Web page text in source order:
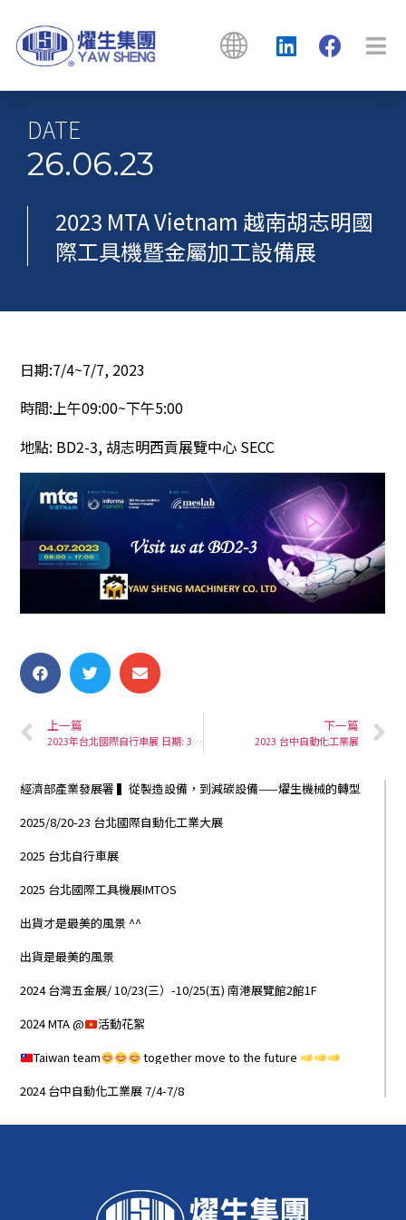
DATE
26.06.23
2023 MTA Vietnam 越南胡志明國
際工具機暨金屬加工設備展
經濟部產業發展署 ▍從製造設備，到減碳設備——燿生機械的轉型
2025/8/20-23 台北國際自動化工業大展
2025 台北自行車展
2025 台北國際工具機展IMTOS
出貨才是最美的風景 ^^
出貨是最美的風景
2024 台灣五金展/ 10/23(三）-10/25(五) 南港展覽館2館1F
2024 MTA @
活動花絮
Taiwan team
together move to the future
2024 台中自動化工業展 7/4-7/8
日期:7/4~7/7, 2023
時間:上午09:00~下午5:00
地點: BD2-3, 胡志明西貢展覽中心 SECC
上一篇
2023年台北國際自行車展 日期: 3/8~3/11, 2023
下一篇
2023 台中自動化工業展